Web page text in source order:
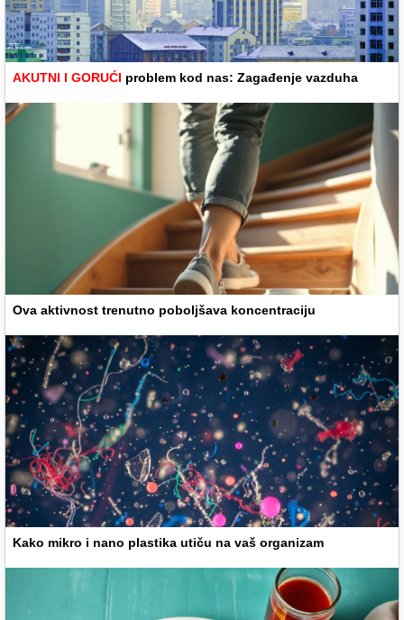
AKUTNI I GORUĆI problem kod nas: Zagađenje vazduha
Ova aktivnost trenutno poboljšava koncentraciju
Kako mikro i nano plastika utiču na vaš organizam